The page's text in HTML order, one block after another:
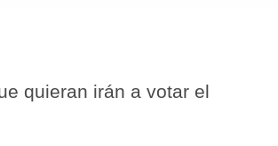
quieran irán a votar el